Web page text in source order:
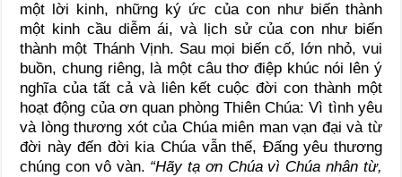
một lời kinh, những ký ức của con như biến thành
một kinh cầu diễm ái, và lịch sử của con như biến
thành một Thánh Vịnh. Sau mọi biến cố, lớn nhỏ, vui
buồn, chung riêng, là một câu thơ điệp khúc nói lên ý
nghĩa của tất cả và liên kết cuộc đời con thành một
hoạt động của ơn quan phòng Thiên Chúa: Vì tình yêu
và lòng thương xót của Chúa miên man vạn đại và từ
đời này đến đời kia Chúa vẫn thế, Đấng yêu thương
chúng con vô vàn. “Hãy tạ ơn Chúa vì Chúa nhân từ,